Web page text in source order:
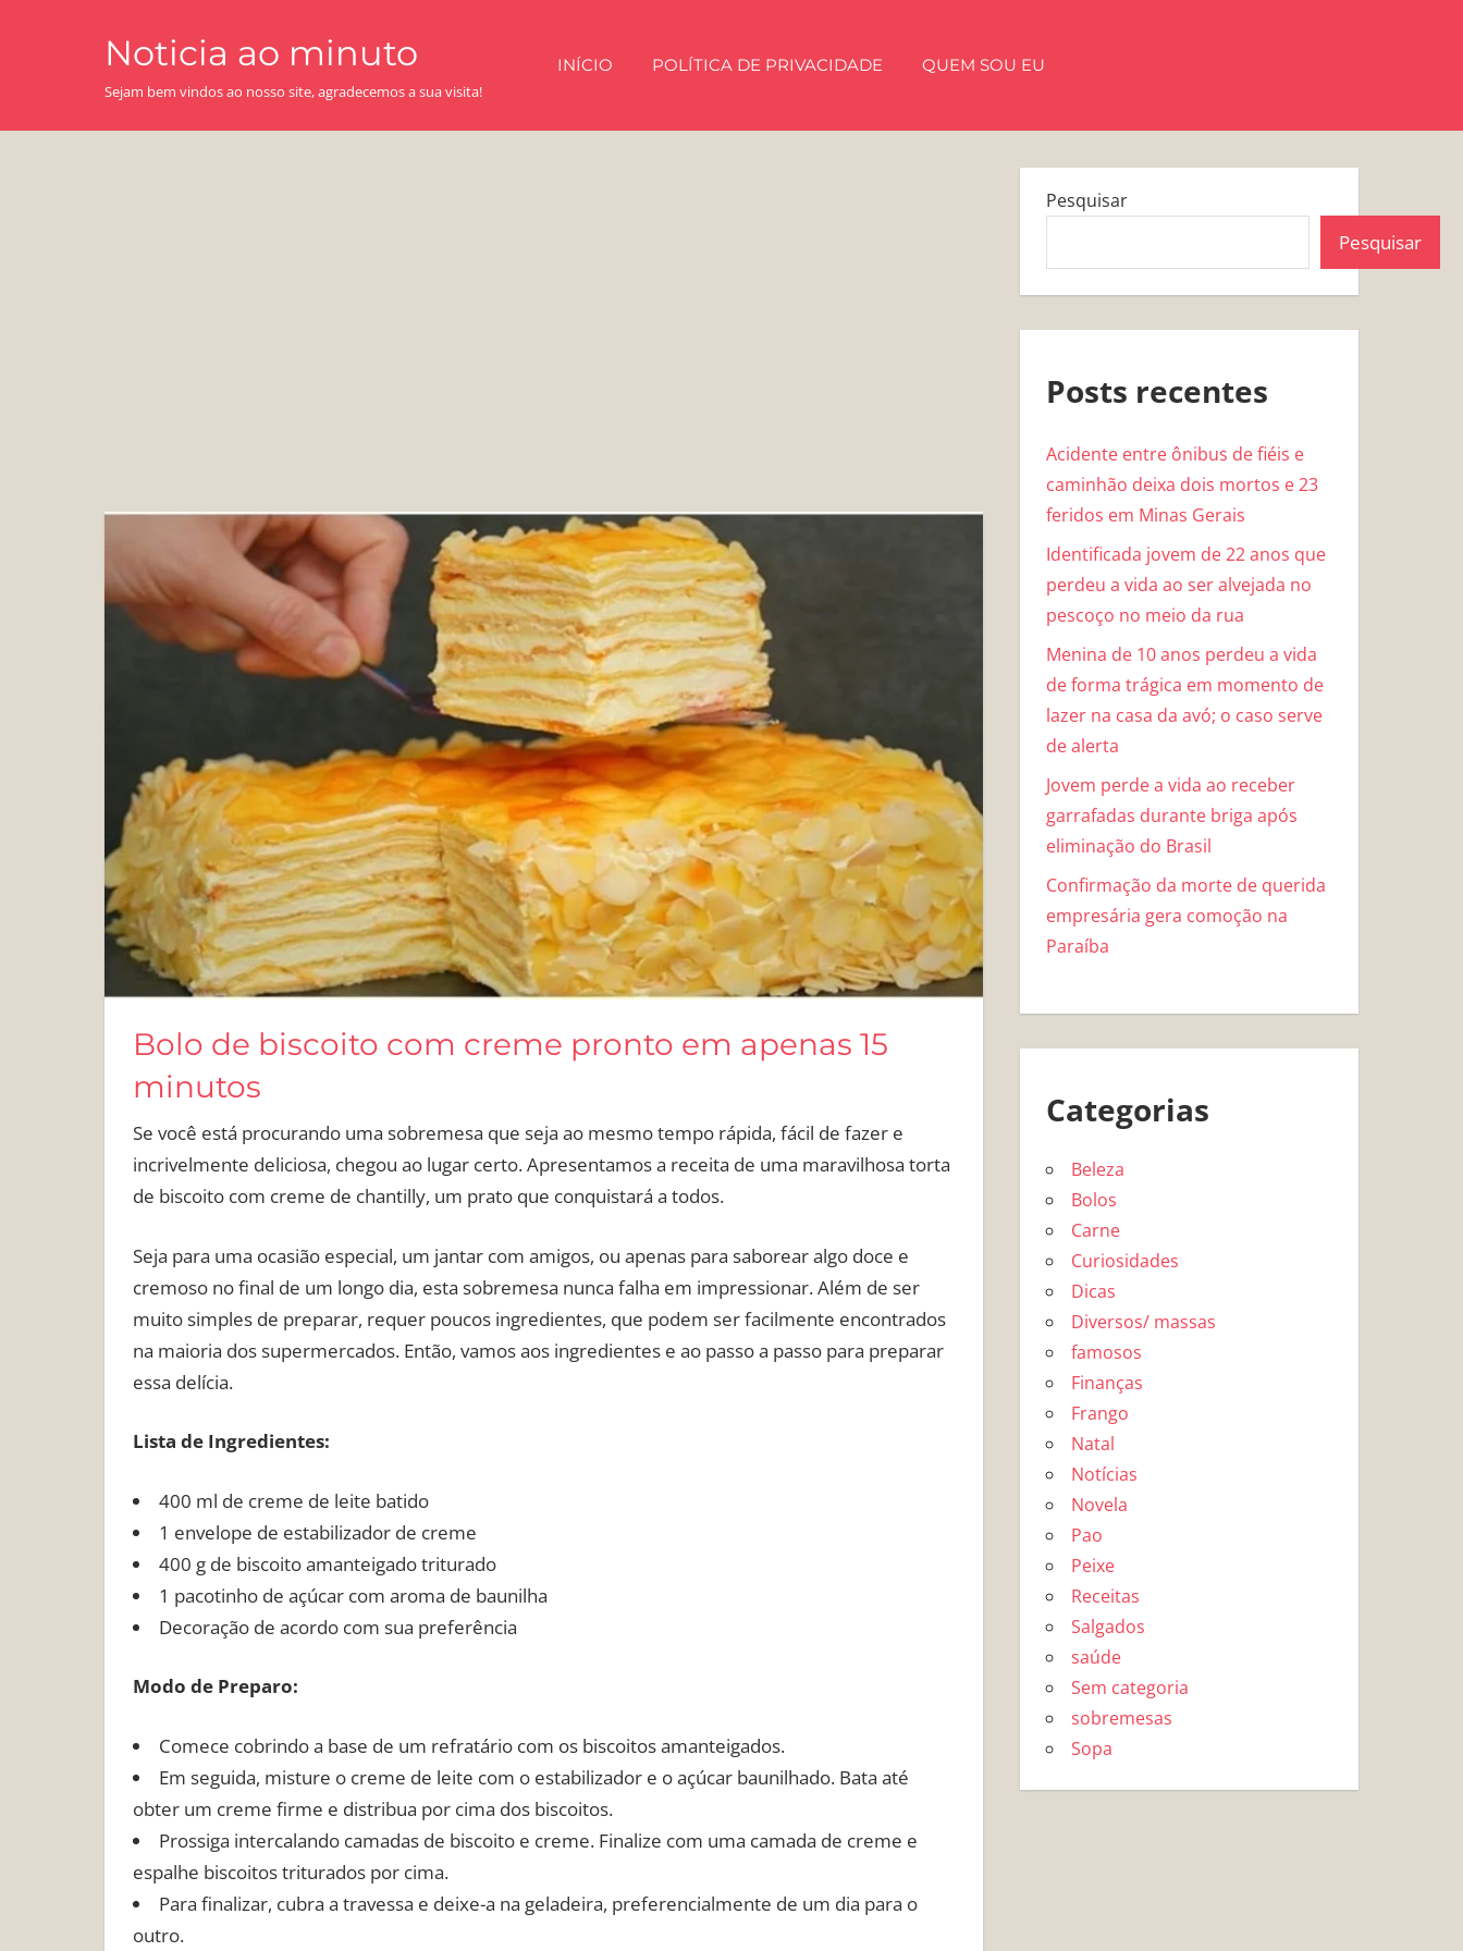
Noticia ao minuto
Sejam bem vindos ao nosso site, agradecemos a sua visita!
INÍCIO POLÍTICA DE PRIVACIDADE QUEM SOU EU
Bolo de biscoito com creme pronto em apenas 15
minutos
Se você está procurando uma sobremesa que seja ao mesmo tempo rápida, fácil de fazer e
incrivelmente deliciosa, chegou ao lugar certo. Apresentamos a receita de uma maravilhosa torta
de biscoito com creme de chantilly, um prato que conquistará a todos.
Seja para uma ocasião especial, um jantar com amigos, ou apenas para saborear algo doce e
cremoso no final de um longo dia, esta sobremesa nunca falha em impressionar. Além de ser
muito simples de preparar, requer poucos ingredientes, que podem ser facilmente encontrados
na maioria dos supermercados. Então, vamos aos ingredientes e ao passo a passo para preparar
essa delícia.
Lista de Ingredientes:
400 ml de creme de leite batido
1 envelope de estabilizador de creme
400 g de biscoito amanteigado triturado
1 pacotinho de açúcar com aroma de baunilha
Decoração de acordo com sua preferência
Modo de Preparo:
Comece cobrindo a base de um refratário com os biscoitos amanteigados.
Em seguida, misture o creme de leite com o estabilizador e o açúcar baunilhado. Bata até
obter um creme firme e distribua por cima dos biscoitos.
Prossiga intercalando camadas de biscoito e creme. Finalize com uma camada de creme e
espalhe biscoitos triturados por cima.
Para finalizar, cubra a travessa e deixe-a na geladeira, preferencialmente de um dia para o
outro.
Pesquisar
Pesquisar
Posts recentes
Acidente entre ônibus de fiéis e
caminhão deixa dois mortos e 23
feridos em Minas Gerais
Identificada jovem de 22 anos que
perdeu a vida ao ser alvejada no
pescoço no meio da rua
Menina de 10 anos perdeu a vida
de forma trágica em momento de
lazer na casa da avó; o caso serve
de alerta
Jovem perde a vida ao receber
garrafadas durante briga após
eliminação do Brasil
Confirmação da morte de querida
empresária gera comoção na
Paraíba
Categorias
Beleza
Bolos
Carne
Curiosidades
Dicas
Diversos/ massas
famosos
Finanças
Frango
Natal
Notícias
Novela
Pao
Peixe
Receitas
Salgados
saúde
Sem categoria
sobremesas
Sopa